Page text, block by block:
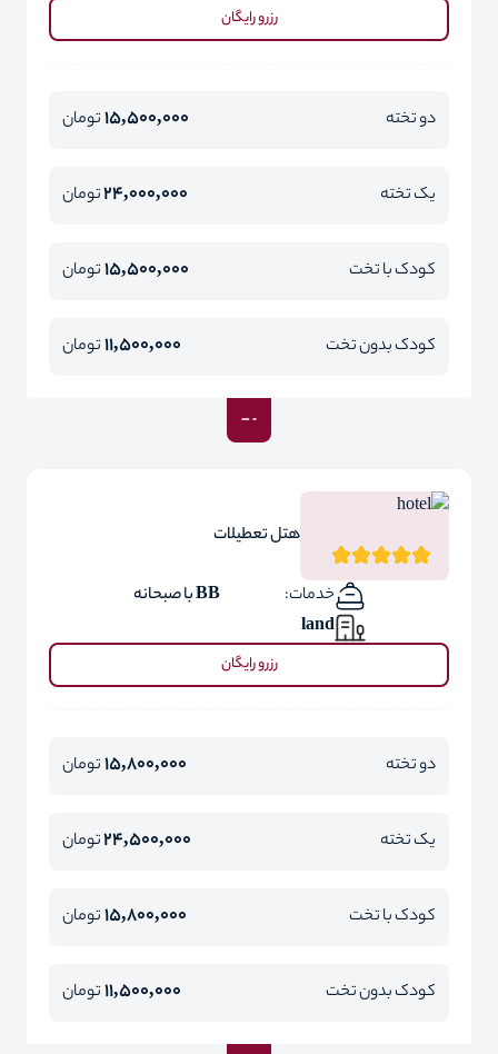
رزرو رایگان
دو تخته 15,500,000تومان
یک تخته 24,000,000تومان
کودک با تخت 15,500,000تومان
کودک بدون تخت 11,500,000تومان
هتل تعطیلات
خدمات:
BB با صبحانه
land
رزرو رایگان
دو تخته 15,800,000تومان
یک تخته 24,500,000تومان
کودک با تخت 15,800,000تومان
کودک بدون تخت 11,500,000تومان